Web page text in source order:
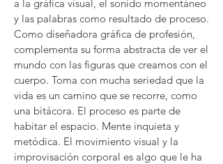
a la gráfica visual, el sonido momentáneo
y las palabras como resultado de proceso.
Como diseñadora gráfica de profesión,
complementa su forma abstracta de ver el
mundo con las figuras que creamos con el
cuerpo. Toma con mucha seriedad que la
vida es un camino que se recorre, como
una bitácora. El proceso es parte de
habitar el espacio. Mente inquieta y
metódica. El movimiento visual y la
improvisación corporal es algo que le ha